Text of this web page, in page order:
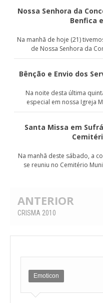
Nossa Senhora da
Benfica
Na manhã de hoje (21)
de Nossa Senhora da
Bênção e Envio dos
Na noite desta última
especial em nossa Igreja
Santa Missa em
Na manhã deste sábado, a
se reuniu no Cemitério
ANTERIOR
CRISMA 2010
Emoticon